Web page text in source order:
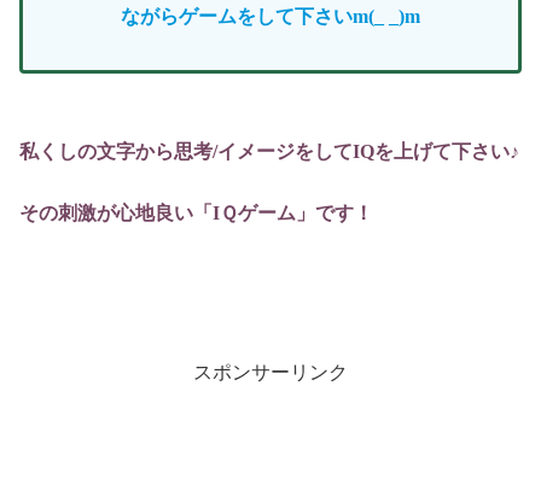
ながらゲームをして下さいm(_ _)m
私くしの文字から思考/イメージをしてIQを上げて下さい♪
その刺激が心地良い「IＱゲーム」です！
スポンサーリンク